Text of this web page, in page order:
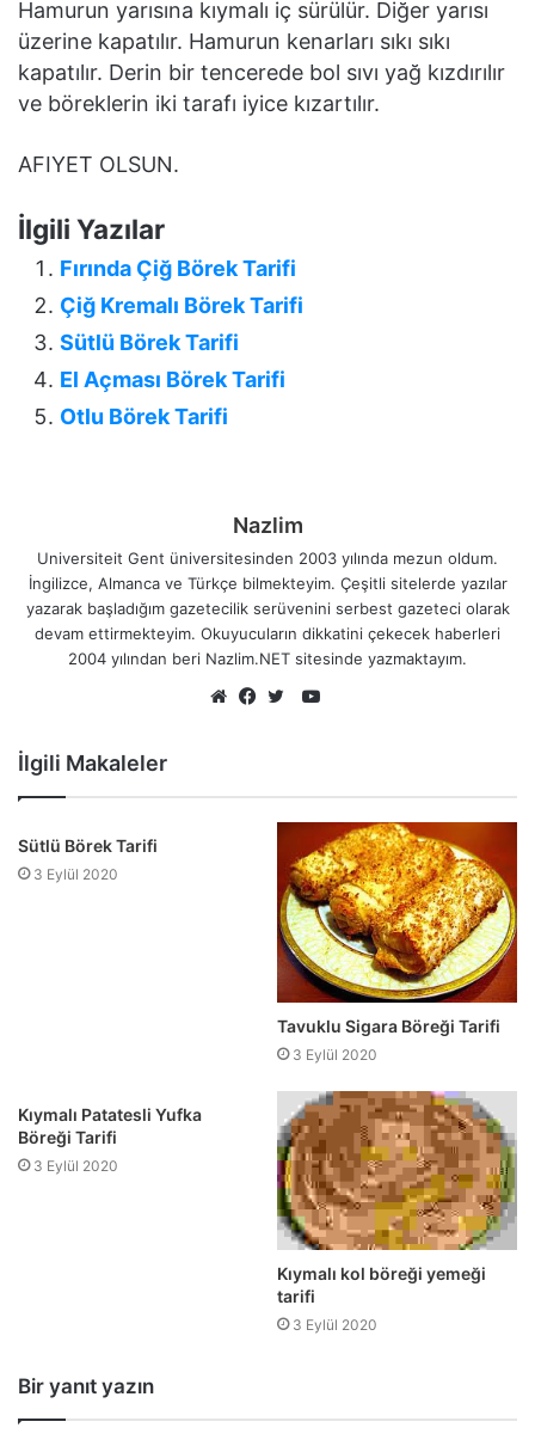
Hamurun yarısına kıymalı iç sürülür. Diğer yarısı
üzerine kapatılır. Hamurun kenarları sıkı sıkı
kapatılır. Derin bir tencerede bol sıvı yağ kızdırılır
ve böreklerin iki tarafı iyice kızartılır.
AFIYET OLSUN.
İlgili Yazılar
Fırında Çiğ Börek Tarifi
Çiğ Kremalı Börek Tarifi
Sütlü Börek Tarifi
El Açması Börek Tarifi
Otlu Börek Tarifi
Nazlim
Universiteit Gent üniversitesinden 2003 yılında mezun oldum.
İngilizce, Almanca ve Türkçe bilmekteyim. Çeşitli sitelerde yazılar
yazarak başladığım gazetecilik serüvenini serbest gazeteci olarak
devam ettirmekteyim. Okuyucuların dikkatini çekecek haberleri
2004 yılından beri Nazlim.NET sitesinde yazmaktayım.
YouTube
İlgili Makaleler
Sütlü Börek Tarifi
3 Eylül 2020
Tavuklu Sigara Böreği Tarifi
3 Eylül 2020
Kıymalı Patatesli Yufka
Böreği Tarifi
3 Eylül 2020
Kıymalı kol böreği yemeği
tarifi
3 Eylül 2020
Bir yanıt yazın